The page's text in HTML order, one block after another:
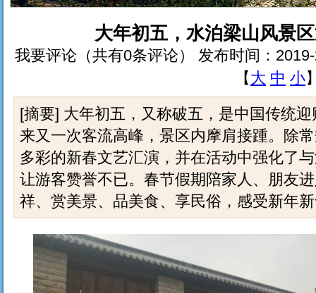
大年初五，水泊梁山风景
我要评论（共有0条评论） 发布时间：
【大 中 小
[摘要] 大年初五，又称破五，是中国传统
来又一次客流高峰，景区内摩肩接踵。除
多彩的新春文艺汇演，并在活动中强化了
让游客赞誉不已。春节假期陪家人、朋友
祥、赏美景、品美食、享民俗，感受新年